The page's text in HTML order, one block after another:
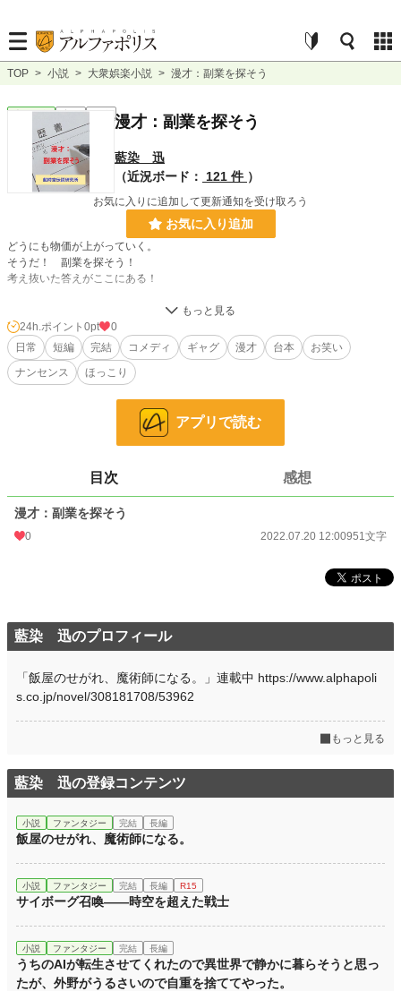
TOP > 小説 > 大衆娯楽小説 > 漫才：副業を探そう
大衆娯楽 完結 漫才：副業を探そう
藍染 迅
（近況ボード：
121 件 ）
お気に入りに追加して更新通知を受け取ろう
お気に入り追加
どうにも物価が上がっていく。
そうだ！ 副業を探そう！
考え抜いた答えがここにある！
小説 228,850 位 / 228,850 件
大衆娯楽 6,075 位 / 6,075 件
951
更新日時 2022.07.20 12:00
初回公開日時
月間ポイント 0 pt (228,850 位)
累計ポイント 902 pt (200,657 位)
24h.ポイント 0pt
0
日常
短編 完結 コメディ ギャグ 漫才 台本
お笑い
ナンセンス
ほっこり
アプリで読む
目次 感想
漫才：副業を探そう
0 2022.07.20 12:00951文字
藍染 迅のプロフィール
「飯屋のせがれ、魔術師になる。」連載中 https://www.alphapoli
s.co.jp/novel/308181708/53962
もっと見る
藍染 迅の登録コンテンツ
小説 ファンタジー 完結 長編
飯屋のせがれ、魔術師になる。
小説 ファンタジー 完結 長編 R15
サイボーグ召喚――時空を超えた戦士
小説 ファンタジー 完結 長編
うちのAIが転生させてくれたので異世界で静かに暮らそうと思っ
たが、外野がうるさいので自重を捨ててやった。